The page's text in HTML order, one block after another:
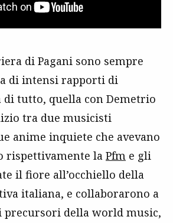
di Pagani sono sempre
di intensi rapporti di
di tutto, quella con Demetrio
tra due musicisti
anime inquiete che avevano
rispettivamente la Pfm e gli
il fiore all’occhiello della
italiana, e collaborarono a
precursori della world music,